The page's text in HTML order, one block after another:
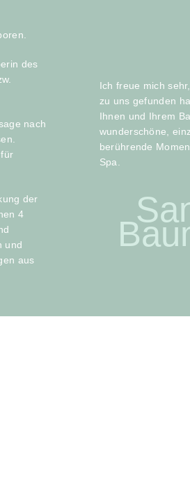
des
nach
der
4
und
aus
Ich freue mich
zu uns gefunden
Ihnen und Ihrem
wunderschöne,
berührende
Spa.